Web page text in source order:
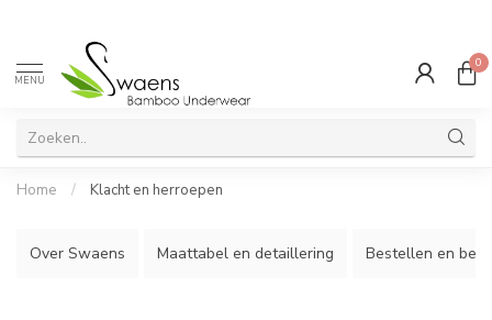
MENU
0
Home / Klacht en herroepen
Over Swaens Maattabel en detaillering Bestellen en